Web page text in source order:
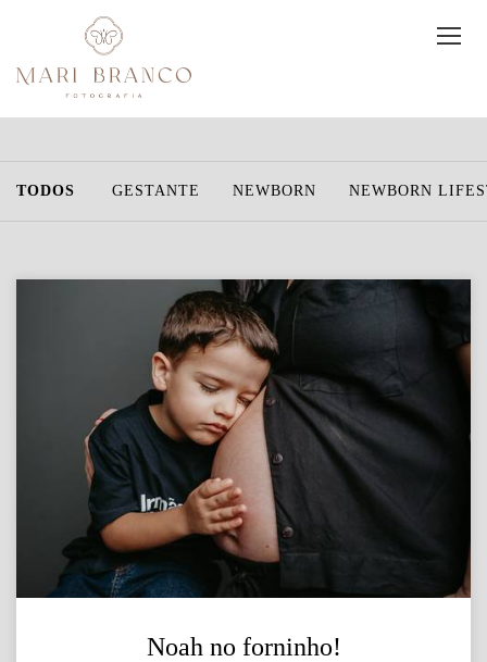
TODOS GESTANTE NEWBORN NEWBORN
Noah no forninho!